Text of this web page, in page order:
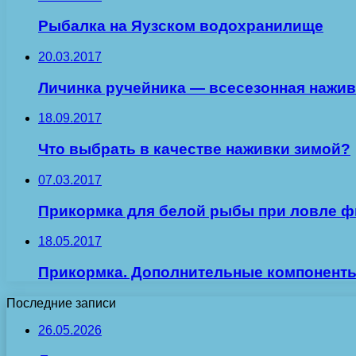
Рыбалка на Яузском водохранилище
20.03.2017
Личинка ручейника — всесезонная
18.09.2017
Что выбрать в качестве наживки зимой?
07.03.2017
Прикормка для белой рыбы при ловле
18.05.2017
Прикормка. Дополнительные
Последние записи
26.05.2026